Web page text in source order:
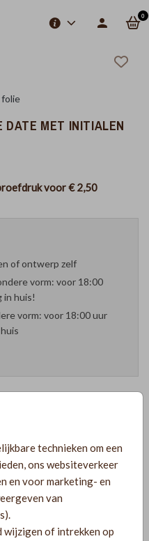
0
technieken om een
ons websiteverkeer
en voor marketing- en
van
wijzigen of intrekken op
DATE MET INITIALEN
voor€ 2,50
of ontwerp zelf
vorm: voor 18:00
in huis!
vorm: voor 18:00 uur